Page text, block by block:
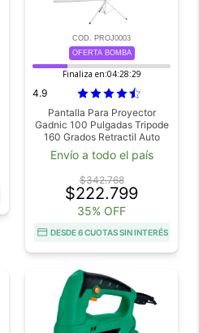
COD. PROJ0003
OFERTA BOMBA
Finaliza en:04:28:28
4.9
Pantalla Para Proyector
Gadnic 100 Pulgadas Tripode
160 Grados Retractil Auto
Lock Alta Estabilidad
Envío a todo el país
$342.768
$222.799
35% OFF
DESDE 6 CUOTAS SIN INTERÉS